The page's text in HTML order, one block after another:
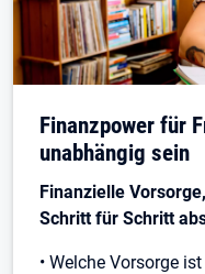
Finanzpower für
unabhängig sein
Finanzielle
Schritt für Schritt
• Welche Vorsorge